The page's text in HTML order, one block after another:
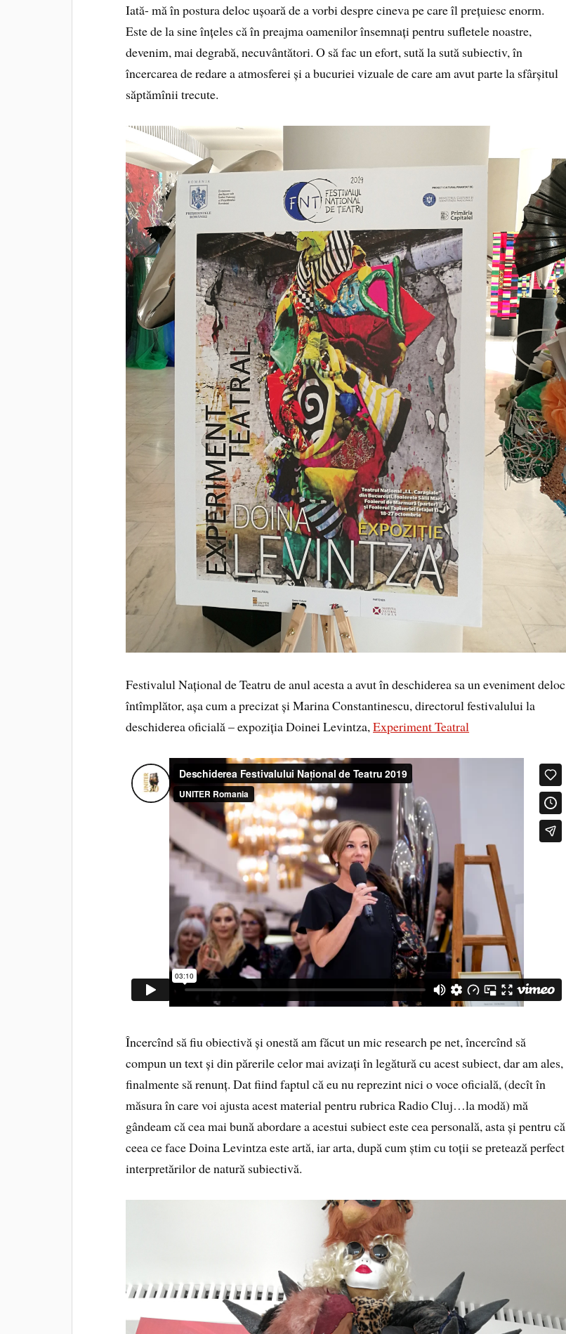
Iată- mă în postura deloc ușoară de a vorbi despre cineva pe care îl prețuiesc enorm.
Este de la sine înțeles că în preajma oamenilor însemnați pentru sufletele noastre,
devenim, mai degrabă, necuvântători. O să fac un efort, sută la sută subiectiv, în
încercarea de redare a atmosferei și a bucuriei vizuale de care am avut parte la sfârșitul
săptămînii trecute.
Festivalul Național de Teatru de anul acesta a avut în deschiderea sa un eveniment deloc
întîmplător, așa cum a precizat și Marina Constantinescu, directorul festivalului la
deschiderea oficială – expoziția Doinei Levintza,Experiment Teatral
Încercînd să fiu obiectivă și onestă am făcut un mic research pe net, încercînd să
compun un text și din părerile celor mai avizați în legătură cu acest subiect, dar am ales,
finalmente să renunț. Dat fiind faptul că eu nu reprezint nici o voce oficială, (decît în
măsura în care voi ajusta acest material pentru rubrica Radio Cluj…la modă) mă
gândeam că cea mai bună abordare a acestui subiect este cea personală, asta și pentru că
ceea ce face Doina Levintza este artă, iar arta, după cum știm cu toții se pretează perfect
interpretărilor de natură subiectivă.